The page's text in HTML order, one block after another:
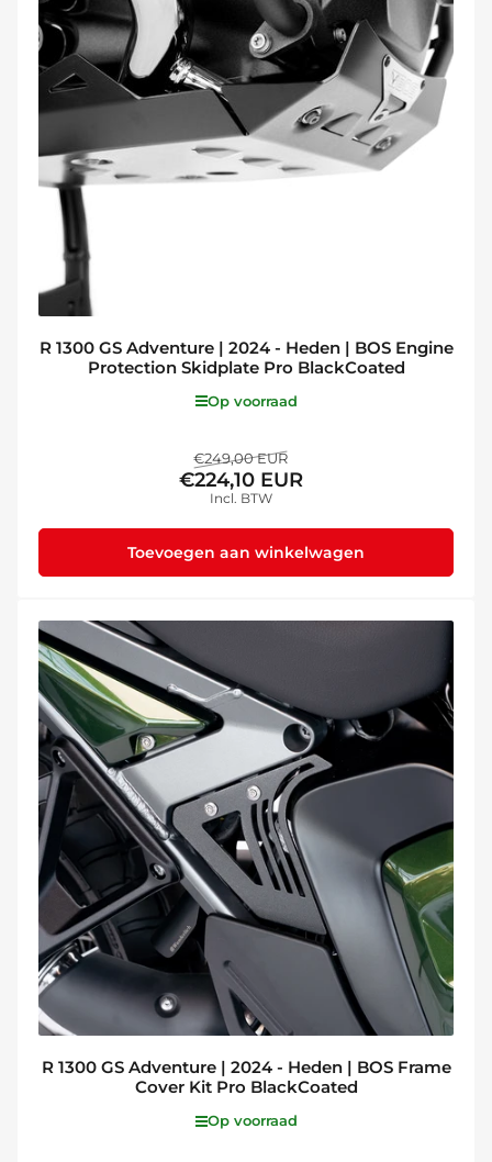
R 1300 GS Adventure | 2024 - Heden | BOS Engine
Protection Skidplate Pro BlackCoated
Op voorraad
Normale
prijs
€249,00 EURAanbiedingsprijs
€224,10 EUR
Incl. BTW
Toevoegen aan winkelwagen
R 1300 GS Adventure | 2024 - Heden | BOS Frame
Cover Kit Pro BlackCoated
Op voorraad